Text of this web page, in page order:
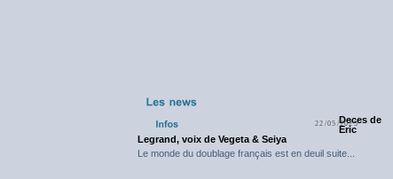
22/05/2025Deces de
Eric
Legrand, voix de Vegeta & Seiya
Le monde du doublage français est en deuil suite...